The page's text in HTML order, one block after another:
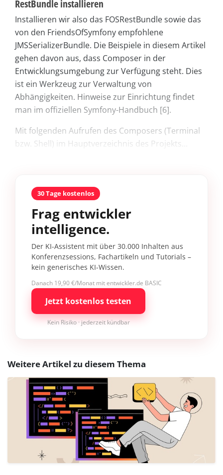
RestBundle installieren
Installieren wir also das FOSRestBundle sowie das
von den FriendsOfSymfony empfohlene
JMSSerializerBun­dle. Die Beispiele in diesem Artikel
gehen davon aus, dass Composer in der
Entwicklungsumgebung zur Verfügung steht. Dies
ist ein Werkzeug zur Verwaltung von
Abhängigkeiten. Hinweise zur Einrichtung findet
man im offiziellen Symfony-Handbuch [6].
Mit folgenden Aufrufen des Composers (Terminal
bzw. Shell) im Hauptverzeichnis des Projekts...
30 Tage kostenlos
Frag entwickler
intelligence.
Der KI-Assistent mit über 30.000 Inhalten aus
Konferenzsessions, Fachartikeln und Tutorials –
kein generisches KI-Wissen.
Danach 19,90 €/Monat mit entwickler.de BASIC
Jetzt kostenlos testen
Kein Risiko · jederzeit kündbar
Weitere Artikel zu diesem Thema